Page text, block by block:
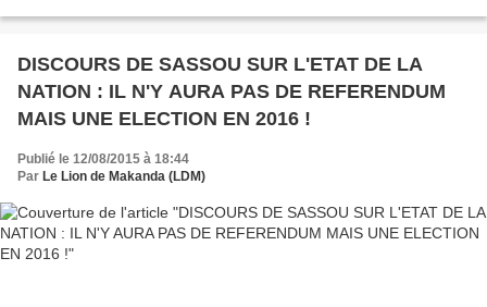
DISCOURS DE SASSOU SUR L'ETAT DE LA
NATION : IL N'Y AURA PAS DE REFERENDUM
MAIS UNE ELECTION EN 2016 !
Publié le 12/08/2015 à 18:44
Par Le Lion de Makanda (LDM)